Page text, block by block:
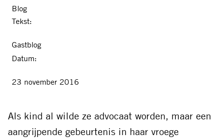
Blog
Tekst:
Gastblog
Datum:
23 november 2016
Als kind al wilde ze advocaat worden, maar een
aangrijpende gebeurtenis in haar vroege